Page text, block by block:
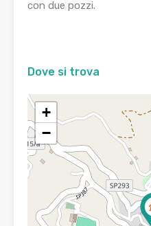
con due pozzi.
Dove si trova
+
−